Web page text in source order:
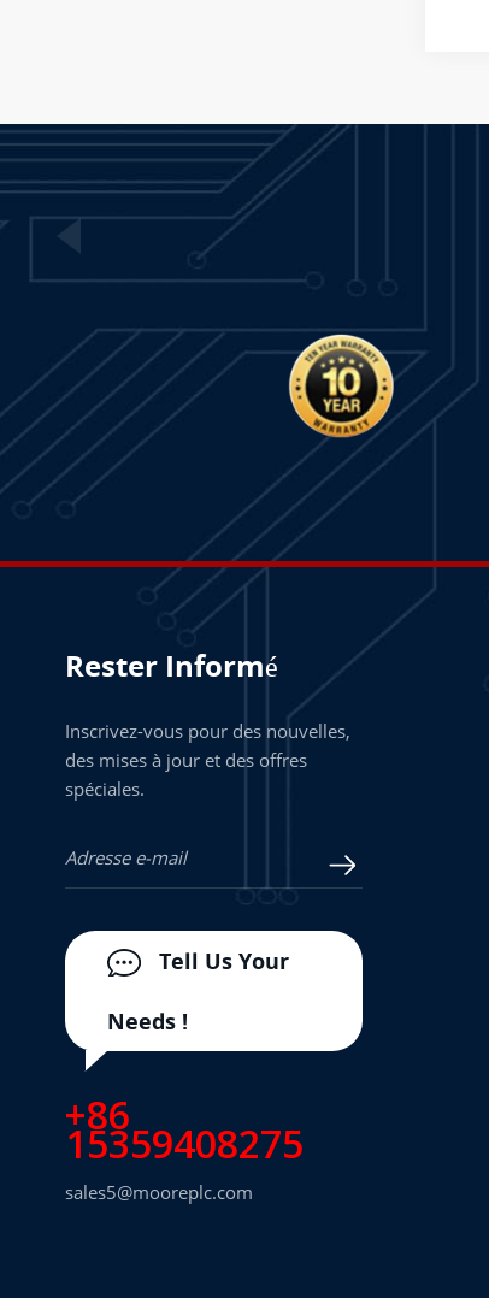
Rester Informé
Inscrivez-vous pour des nouvelles,
des mises à jour et des offres
spéciales.
Tell Us Your
Needs !
+86
15359408275
sales5@mooreplc.com